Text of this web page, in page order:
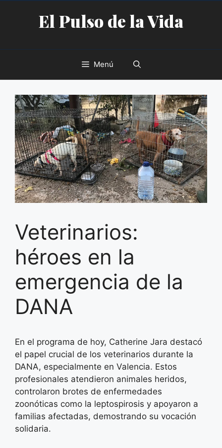
contenidoEl Pulso de la Vida
Menú
Veterinarios:
héroes en la
emergencia de la
DANA
En el programa de hoy, Catherine Jara destacó
el papel crucial de los veterinarios durante la
DANA, especialmente en Valencia. Estos
profesionales atendieron animales heridos,
controlaron brotes de enfermedades
zoonóticas como la leptospirosis y apoyaron a
familias afectadas, demostrando su vocación
solidaria.